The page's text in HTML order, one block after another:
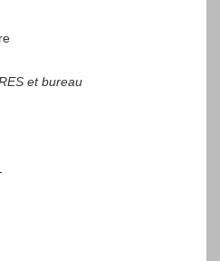
et bureau